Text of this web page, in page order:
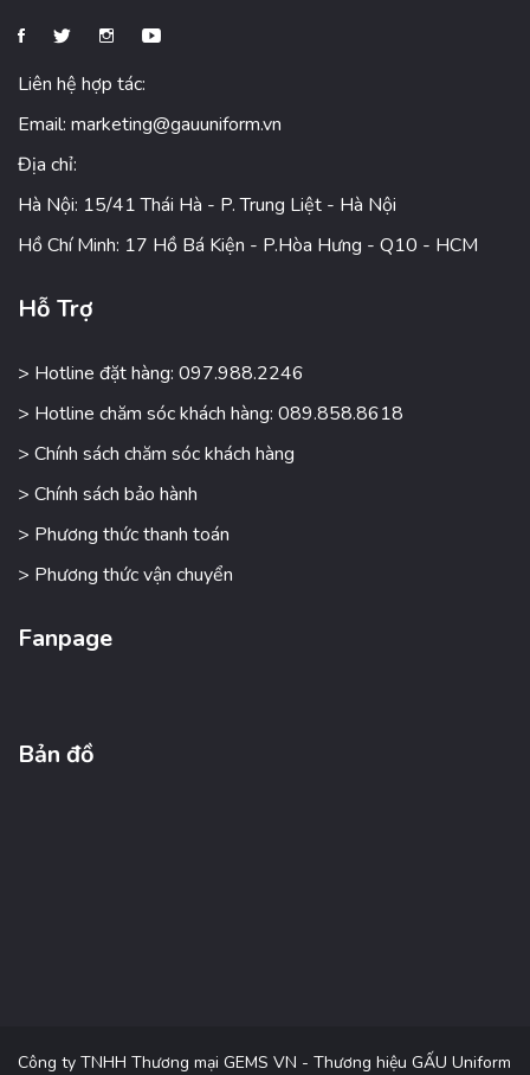
Liên hệ hợp tác:
Email: marketing@gauuniform.vn
Địa chỉ:
Hà Nội: 15/41 Thái Hà - P. Trung Liệt - Hà Nội
Hồ Chí Minh: 17 Hồ Bá Kiện - P.Hòa Hưng - Q10 - HCM
Hỗ Trợ
> Hotline đặt hàng: 097.988.2246
> Hotline chăm sóc khách hàng: 089.858.8618
> Chính sách chăm sóc khách hàng
> Chính sách bảo hành
> Phương thức thanh toán
> Phương thức vận chuyển
Fanpage
Bản đồ
Công ty TNHH Thương mại GEMS VN - Thương hiệu GẤU Uniform